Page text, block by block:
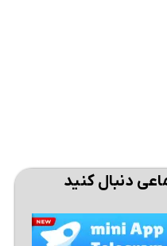
دنبال کنید